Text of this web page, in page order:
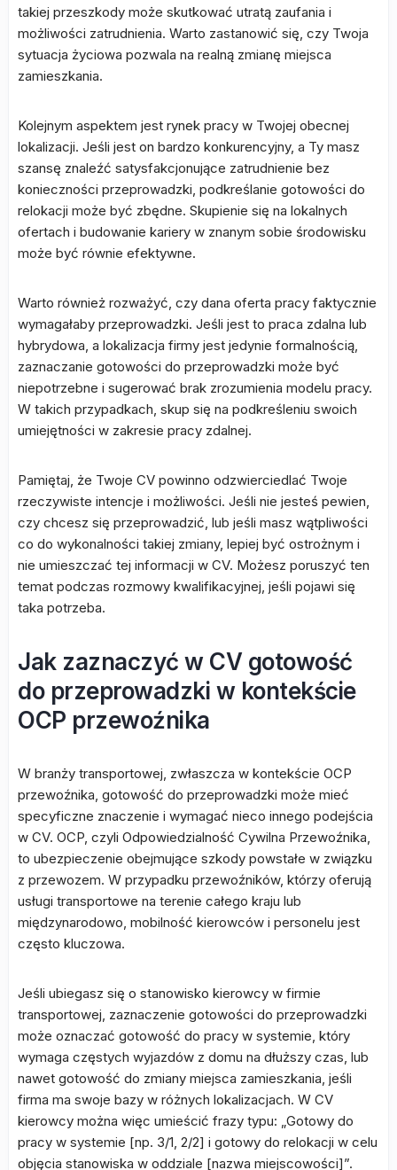
takiej przeszkody może skutkować utratą zaufania i
możliwości zatrudnienia. Warto zastanowić się, czy Twoja
sytuacja życiowa pozwala na realną zmianę miejsca
zamieszkania.
Kolejnym aspektem jest rynek pracy w Twojej obecnej
lokalizacji. Jeśli jest on bardzo konkurencyjny, a Ty masz
szansę znaleźć satysfakcjonujące zatrudnienie bez
konieczności przeprowadzki, podkreślanie gotowości do
relokacji może być zbędne. Skupienie się na lokalnych
ofertach i budowanie kariery w znanym sobie środowisku
może być równie efektywne.
Warto również rozważyć, czy dana oferta pracy faktycznie
wymagałaby przeprowadzki. Jeśli jest to praca zdalna lub
hybrydowa, a lokalizacja firmy jest jedynie formalnością,
zaznaczanie gotowości do przeprowadzki może być
niepotrzebne i sugerować brak zrozumienia modelu pracy.
W takich przypadkach, skup się na podkreśleniu swoich
umiejętności w zakresie pracy zdalnej.
Pamiętaj, że Twoje CV powinno odzwierciedlać Twoje
rzeczywiste intencje i możliwości. Jeśli nie jesteś pewien,
czy chcesz się przeprowadzić, lub jeśli masz wątpliwości
co do wykonalności takiej zmiany, lepiej być ostrożnym i
nie umieszczać tej informacji w CV. Możesz poruszyć ten
temat podczas rozmowy kwalifikacyjnej, jeśli pojawi się
taka potrzeba.
Jak zaznaczyć w CV gotowość
do przeprowadzki w kontekście
OCP przewoźnika
W branży transportowej, zwłaszcza w kontekście OCP
przewoźnika, gotowość do przeprowadzki może mieć
specyficzne znaczenie i wymagać nieco innego podejścia
w CV. OCP, czyli Odpowiedzialność Cywilna Przewoźnika,
to ubezpieczenie obejmujące szkody powstałe w związku
z przewozem. W przypadku przewoźników, którzy oferują
usługi transportowe na terenie całego kraju lub
międzynarodowo, mobilność kierowców i personelu jest
często kluczowa.
Jeśli ubiegasz się o stanowisko kierowcy w firmie
transportowej, zaznaczenie gotowości do przeprowadzki
może oznaczać gotowość do pracy w systemie, który
wymaga częstych wyjazdów z domu na dłuższy czas, lub
nawet gotowość do zmiany miejsca zamieszkania, jeśli
firma ma swoje bazy w różnych lokalizacjach. W CV
kierowcy można więc umieścić frazy typu: „Gotowy do
pracy w systemie [np. 3/1, 2/2] i gotowy do relokacji w celu
objęcia stanowiska w oddziale [nazwa miejscowości]”.